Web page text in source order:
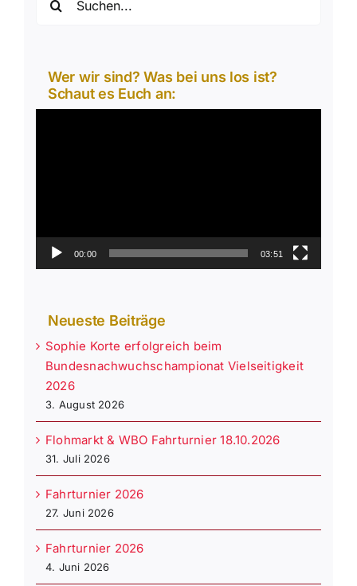
nach:
Wer wir sind? Was bei uns los ist?
Schaut es Euch an:
00:00 03:51
Neueste Beiträge
Sophie Korte erfolgreich beim
Bundesnachwuchschampionat Vielseitigkeit
2026
3. August 2026
Flohmarkt & WBO Fahrturnier 18.10.2026
31. Juli 2026
Fahrturnier 2026
27. Juni 2026
Fahrturnier 2026
4. Juni 2026